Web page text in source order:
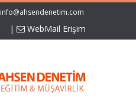
info@ahsendenetim.com
| WebMail Erişim